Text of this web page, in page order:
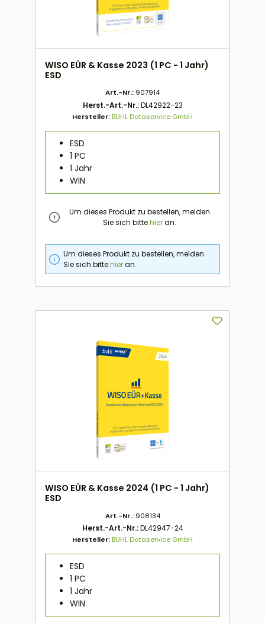
WISO EÜR & Kasse 2023 (1 PC - 1 Jahr)
ESD
Art.-Nr.: 907914
Herst.-Art.-Nr.:DL42922-23
Hersteller:BUHL Dataservice GmbH
ESD
1 PC
1 Jahr
WIN
Um dieses Produkt zu bestellen, melden
Sie sich bittehieran.
Um dieses Produkt zu bestellen, melden
Sie sich bittehieran.
WISO EÜR & Kasse 2024 (1 PC - 1 Jahr)
ESD
Art.-Nr.: 908134
Herst.-Art.-Nr.:DL42947-24
Hersteller:BUHL Dataservice GmbH
ESD
1 PC
1 Jahr
WIN